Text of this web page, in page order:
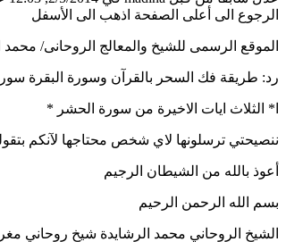
الرجوع الى أعلى الصفحة اذهب الى الأسفل
الموقع الرسمى للشيخ والمعالج الروحانى/ محمد الرشايدة |
رد: طريقة فك السحر بالقرآن وسورة البقرة
ا* الثلاث ايات الاخيرة من سورة الحشر *
ننصيحتي ترسلونها لاي شخص محتاجها لآنكم
أعوذ بالله من الشيطان الرجيم
بسم الله الرحمن الرحيم
الشيخ الروحاني محمد الرشايدة شيخ روحاني مغربي صادق